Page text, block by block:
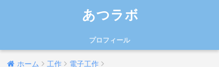
あつラボ
プロフィール
ホーム 工作 電子工作